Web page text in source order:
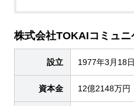
株式会社TOKAIコミュ
設立 1977年3月18日
資本金 12億2148万円